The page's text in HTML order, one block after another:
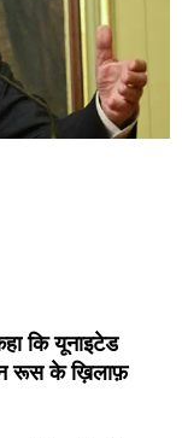
कि यूनाइटेड
रूस के ख़िलाफ़